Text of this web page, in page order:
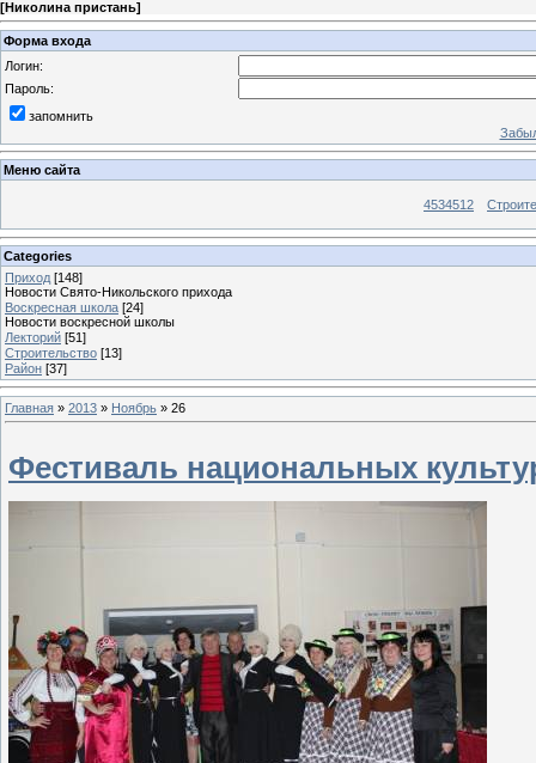
[Николина пристань]
Форма входа
Логин:
Пароль:
запомнить
Меню сайта
4534512
Categories
Приход [148]
Новости Свято-Никольского прихода
Воскресная школа [24]
Новости воскресной школы
Лекторий [51]
Строительство [13]
Район [37]
Главная » 2013 » Ноябрь » 26
Фестиваль национальных